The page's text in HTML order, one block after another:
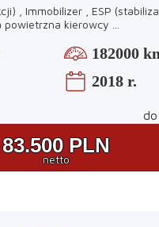
, Immobilizer , ESP
powietrzna kierowcy
182000
2018 r.
83.500 PLN
netto